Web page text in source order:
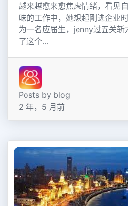
越来越愈来愈焦虑情绪，看见
味的工作中，她想起刚进企业
为一名应届生，jenny过五关斩
了这个...
Posts by blog
2 年，5 月前